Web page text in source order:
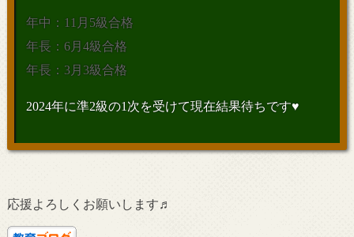
年中：11月5級合格
年長：6月4級合格
年長：3月3級合格
2024年に準2級の1次を受けて現在結果待ちです♥
応援よろしくお願いします♬